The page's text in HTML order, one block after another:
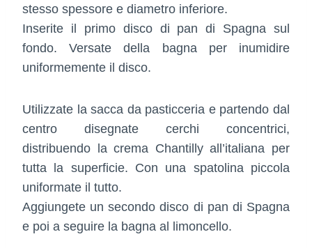
stesso spessore e diametro inferiore.
Inserite il primo disco di pan di Spagna sul
fondo. Versate della bagna per inumidire
uniformemente il disco.
Utilizzate la sacca da pasticceria e partendo dal
centro disegnate cerchi concentrici,
distribuendo la crema Chantilly all’italiana per
tutta la superficie. Con una spatolina piccola
uniformate il tutto.
Aggiungete un secondo disco di pan di Spagna
e poi a seguire la bagna al limoncello.